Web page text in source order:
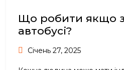
Що робити якщо
автобусі?
Січень 27, 2025